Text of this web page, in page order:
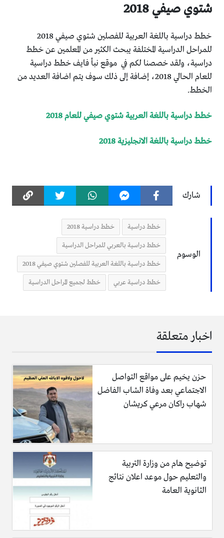
شتوي صيفي 2018
خطط دراسية باللغة العربية للفصلين شتوي صيفي 2018
للمراحل الدراسية المختلفة يبحث الكثير من المعلمين عن خطط
دراسية، ولقد خصصنا لكم في موقع نبأ فايف خطط دراسية
للعام الحالي 2018، إضافة إلى ذلك سوف يتم اضافة العديد من
الخطط.
خطط دراسية باللغة العربية شتوي صيفي للعام 2018
خطط دراسية باللغة الانجليزية 2018
شارك
الوسوم
خطط دراسية خطط دراسية 2018
خطط دراسية بالعربي للمراحل الدراسية
خطط دراسية باللغة العربية للفصلين شتوي صيفي 2018
خطط دراسية عربي خطط لجميع المراحل الدراسية
اخبار متعلقة
حزن يخيم على مواقع التواصل
الاجتماعي بعد وفاة الشاب الفاضل
شهاب راكان مرعي كريشان
توضيح هام من وزارة التربية
والتعليم حول موعد اعلان نتائج
الثانوية العامة